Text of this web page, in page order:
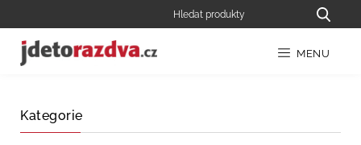
MENU
Kategorie